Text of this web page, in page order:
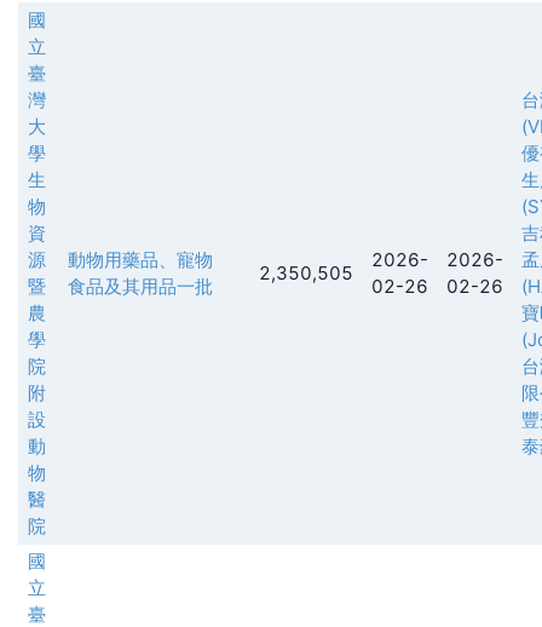
國
立
臺
灣
大
學
生
物
資
源
暨
農
學
院
附
設
動
物
醫
院
動物用藥品、寵物
食品及其用品一批
2,350,505
2026-
02-26
2026-
02-26
國
立
臺